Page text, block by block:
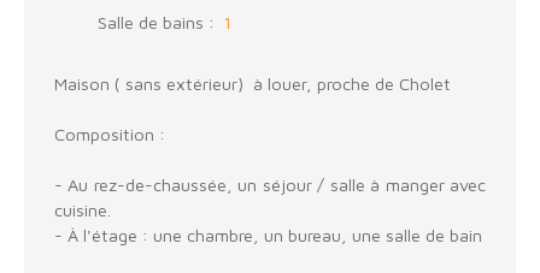
Salle de bains : 1
Maison ( sans extérieur) à louer, proche de Cholet
Composition :
- Au rez-de-chaussée, un séjour / salle à manger avec
cuisine.
- À l'étage : une chambre, un bureau, une salle de bain